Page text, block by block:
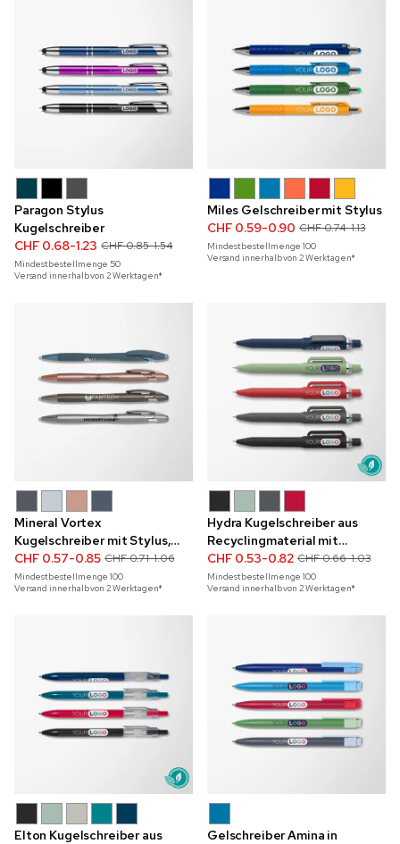
Paragon Stylus
Kugelschreiber
CHF 0.68-1.23 CHF 0.85-1.54
Mindestbestellmenge 50
Versand innerhalb von 2 Werktagen*
Miles Gelschreiber mit Stylus
CHF 0.59-0.90 CHF 0.74-1.13
Mindestbestellmenge100
Versand innerhalb von 2 Werktagen*
Mineral Vortex
Kugelschreiber mit Stylus,
einfarbig
CHF 0.57-0.85 CHF 0.71-1.06
Mindestbestellmenge100
Versand innerhalb von 2 Werktagen*
Hydra Kugelschreiber aus
Recyclingmaterial mit
Vollfarbdruck
CHF 0.53-0.82 CHF 0.66-1.03
Mindestbestellmenge100
Versand innerhalb von 2 Werktagen*
Elton Kugelschreiber aus
Gelschreiber Amina in